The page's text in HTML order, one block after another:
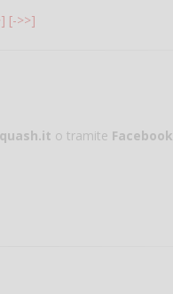
[->>]
o tramite Facebook